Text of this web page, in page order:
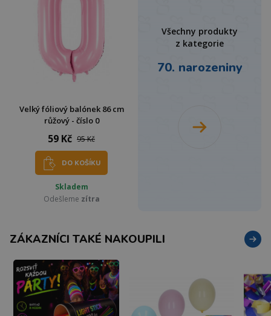
Velký fóliový balónek 86 cm
růžový - číslo 0
59 Kč 95 Kč
DO KOŠÍKU
Skladem
Odešleme zítra
Všechny produkty
z kategorie
70. narozeniny
ZÁKAZNÍCI TAKÉ NAKOUPILI